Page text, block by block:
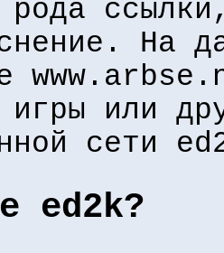
рода
На
игры или
сети
ed2k?